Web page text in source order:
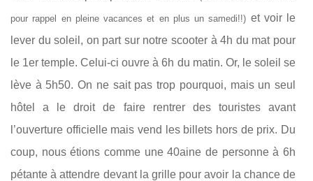
pour rappel en pleine vacances et en plus un samedi!!) et voir le
lever du soleil, on part sur notre scooter à 4h du mat pour
le 1er temple. Celui-ci ouvre à 6h du matin. Or, le soleil se
lève à 5h50. On ne sait pas trop pourquoi, mais un seul
hôtel a le droit de faire rentrer des touristes avant
l’ouverture officielle mais vend les billets hors de prix. Du
coup, nous étions comme une 40aine de personne à 6h
pétante à attendre devant la grille pour avoir la chance de